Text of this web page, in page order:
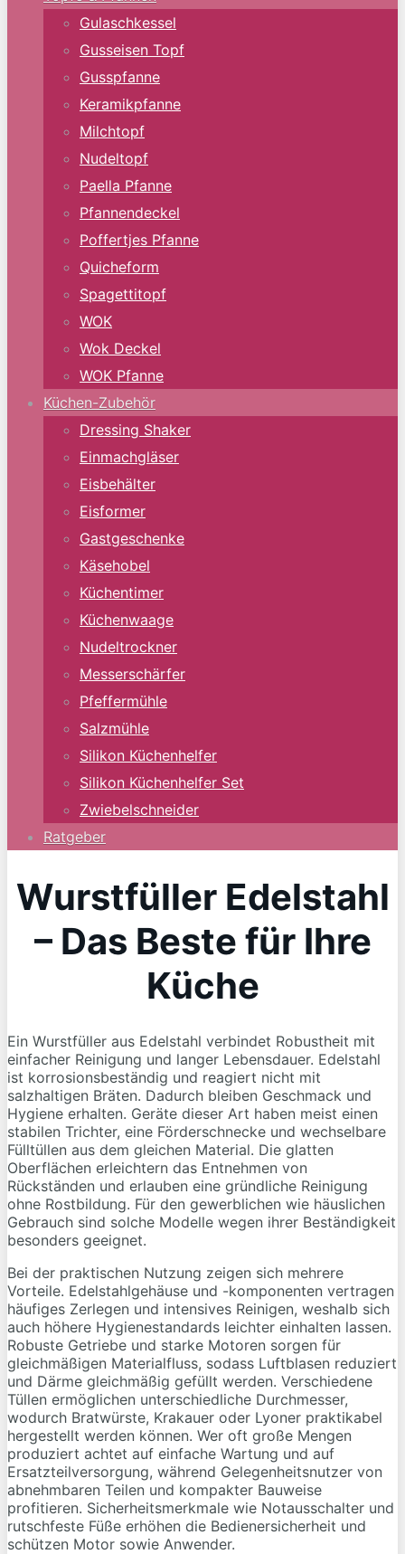
Gulaschkessel
Gusseisen Topf
Gusspfanne
Keramikpfanne
Milchtopf
Nudeltopf
Paella Pfanne
Pfannendeckel
Poffertjes Pfanne
Quicheform
Spagettitopf
WOK
Wok Deckel
WOK Pfanne
Küchen-Zubehör
Dressing Shaker
Einmachgläser
Eisbehälter
Eisformer
Gastgeschenke
Käsehobel
Küchentimer
Küchenwaage
Nudeltrockner
Messerschärfer
Pfeffermühle
Salzmühle
Silikon Küchenhelfer
Silikon Küchenhelfer Set
Zwiebelschneider
Ratgeber
Wurstfüller Edelstahl
– Das Beste für Ihre
Küche
Ein Wurstfüller aus Edelstahl verbindet Robustheit mit
einfacher Reinigung und langer Lebensdauer. Edelstahl
ist korrosionsbeständig und reagiert nicht mit
salzhaltigen Bräten. Dadurch bleiben Geschmack und
Hygiene erhalten. Geräte dieser Art haben meist einen
stabilen Trichter, eine Förderschnecke und wechselbare
Fülltüllen aus dem gleichen Material. Die glatten
Oberflächen erleichtern das Entnehmen von
Rückständen und erlauben eine gründliche Reinigung
ohne Rostbildung. Für den gewerblichen wie häuslichen
Gebrauch sind solche Modelle wegen ihrer Beständigkeit
besonders geeignet.
Bei der praktischen Nutzung zeigen sich mehrere
Vorteile. Edelstahlgehäuse und -komponenten vertragen
häufiges Zerlegen und intensives Reinigen, weshalb sich
auch höhere Hygienestandards leichter einhalten lassen.
Robuste Getriebe und starke Motoren sorgen für
gleichmäßigen Materialfluss, sodass Luftblasen reduziert
und Därme gleichmäßig gefüllt werden. Verschiedene
Tüllen ermöglichen unterschiedliche Durchmesser,
wodurch Bratwürste, Krakauer oder Lyoner praktikabel
hergestellt werden können. Wer oft große Mengen
produziert achtet auf einfache Wartung und auf
Ersatzteilversorgung, während Gelegenheitsnutzer von
abnehmbaren Teilen und kompakter Bauweise
profitieren. Sicherheitsmerkmale wie Notausschalter und
rutschfeste Füße erhöhen die Bedienersicherheit und
schützen Motor sowie Anwender.